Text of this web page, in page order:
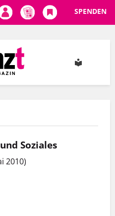
SPENDEN
Soziales
2010)